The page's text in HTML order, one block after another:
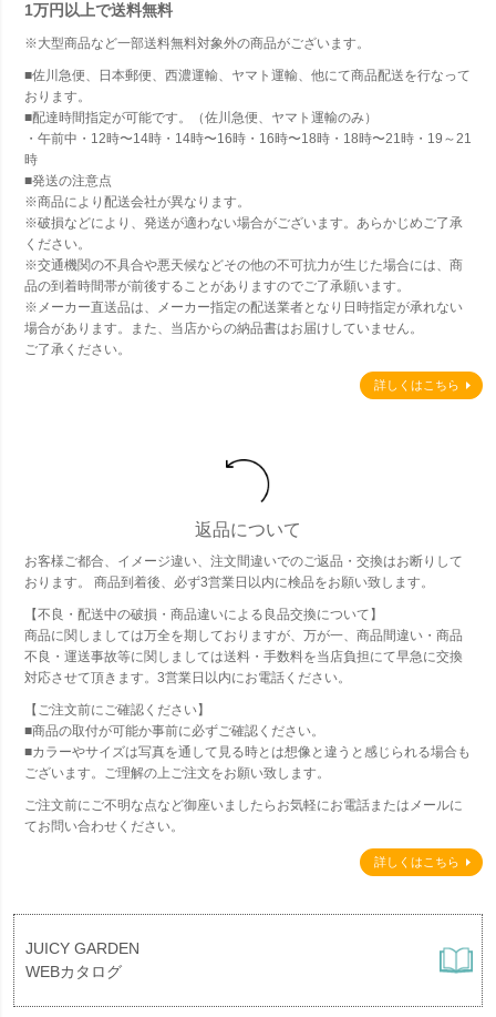
1万円以上で送料無料
※大型商品など一部送料無料対象外の商品がございます。
■佐川急便、日本郵便、西濃運輸、ヤマト運輸、他にて商品配送を行なって
おります。
■配達時間指定が可能です。（佐川急便、ヤマト運輸のみ）
・午前中・12時〜14時・14時〜16時・16時〜18時・18時〜21時・19～21
時
■発送の注意点
※商品により配送会社が異なります。
※破損などにより、発送が適わない場合がございます。あらかじめご了承
ください。
※交通機関の不具合や悪天候などその他の不可抗力が生じた場合には、商
品の到着時間帯が前後することがありますのでご了承願います。
※メーカー直送品は、メーカー指定の配送業者となり日時指定が承れない
場合があります。また、当店からの納品書はお届けしていません。
ご了承ください。
詳しくはこちら
返品について
お客様ご都合、イメージ違い、注文間違いでのご返品・交換はお断りして
おります。 商品到着後、必ず3営業日以内に検品をお願い致します。
【不良・配送中の破損・商品違いによる良品交換について】
商品に関しましては万全を期しておりますが、万が一、商品間違い・商品
不良・運送事故等に関しましては送料・手数料を当店負担にて早急に交換
対応させて頂きます。3営業日以内にお電話ください。
【ご注文前にご確認ください】
■商品の取付が可能か事前に必ずご確認ください。
■カラーやサイズは写真を通して見る時とは想像と違うと感じられる場合も
ございます。ご理解の上ご注文をお願い致します。
ご注文前にご不明な点など御座いましたらお気軽にお電話またはメールに
てお問い合わせください。
詳しくはこちら
JUICY GARDEN
WEBカタログ